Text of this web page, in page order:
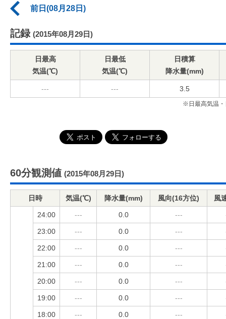
前日(08月28日)
記録 (2015年08月29日)
日最高
気温(℃)
日最低
気温(℃)
日積算
降水量(mm)
--- --- 3.5
※日最高気温・
60分観測値 (2015年08月29日)
日時 気温(℃) 降水量(mm) 風向(16方位) 風
24:00 --- 0.0 ---
23:00 --- 0.0 ---
22:00 --- 0.0 ---
21:00 --- 0.0 ---
20:00 --- 0.0 ---
19:00 --- 0.0 ---
18:00 --- 0.0 ---